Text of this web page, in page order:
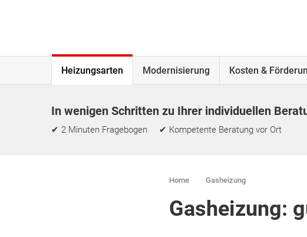
Heizungsarten Modernisierung Kosten &
In wenigen Schritten zu Ihrer individuellen
✔ 2 Minuten Fragebogen ✔ Kompetente Beratung vor Ort
Home Gasheizung
Gasheizung: